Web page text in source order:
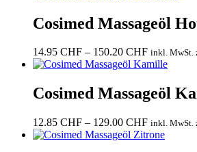
199.00
Cosimed Massageöl
14.95 CHF – 150.20 CHF
14.95 CHF
150.20
inkl. MwSt.
Cosimed Massageöl
12.85 CHF – 129.00 CHF
12.85 CHF
inkl. MwSt.